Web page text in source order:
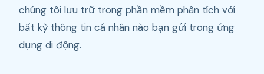
chúng tôi lưu trữ trong phần mềm phân tích với
bất kỳ thông tin cá nhân nào bạn gửi trong ứng
dụng di động.